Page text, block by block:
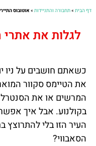
דף הבית»תחבורה והתניידות» אוטובוס
לגלות את אתרי
כשאתם חושבים על ניו
את הטיימס סקוור
המרשים או את הסנטרל
בקולנוע. אבל איך
העיר הזו בלי להתרוצץ
הסאבווי?